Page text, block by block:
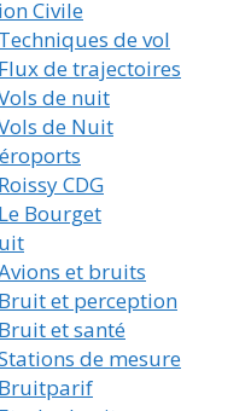
Civile
Techniques de vol
Flux de trajectoires
de nuit
de Nuit
Roissy CDG
Le Bourget
et bruits
Bruit et perception
Bruit et santé
de mesure
Bruitparif